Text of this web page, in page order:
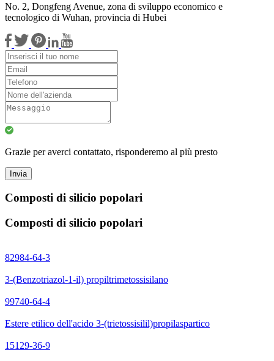
No. 2, Dongfeng Avenue, zona di sviluppo economico e
tecnologico di Wuhan, provincia di Hubei
Grazie per averci contattato, risponderemo al più presto
Invia
Composti di silicio popolari
Composti di silicio popolari
82984-64-3
3-(Benzotriazol-1-il) propiltrimetossisilano
99740-64-4
Estere etilico dell'acido 3-(trietossisilil)propilaspartico
15129-36-9